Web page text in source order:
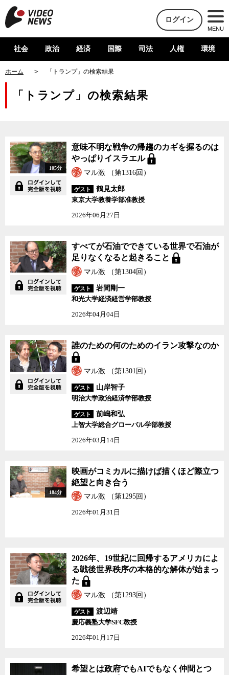
ログイン
MENU
社会 政治 経済 国際 司法 人権 環境
ホーム 「トランプ」の検索結果
「トランプ」の検索結果
105分
意味不明な戦争の帰趨のカギを握るのは
やっぱりイスラエル
マル激 （第1316回）
ゲスト
鶴見太郎
東京大学教養学部准教授
2026年06月27日
すべてが石油でできている世界で石油が
足りなくなると起きること
マル激 （第1304回）
ゲスト
岩間剛一
和光大学経済経営学部教授
2026年04月04日
誰のための何のためのイラン攻撃なのか
マル激 （第1301回）
ゲスト
山岸智子
明治大学政治経済学部教授
ゲスト
前嶋和弘
上智大学総合グローバル学部教授
2026年03月14日
184分
映画がコミカルに描けば描くほど際立つ
絶望と向き合う
マル激 （第1295回）
2026年01月31日
2026年、19世紀に回帰するアメリカによ
る戦後世界秩序の本格的な解体が始まっ
た
マル激 （第1293回）
ゲスト
渡辺靖
慶応義塾大学SFC教授
2026年01月17日
希望とは政府でもAIでもなく仲間とつ